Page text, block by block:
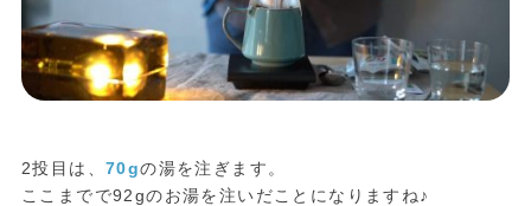
2投目は、 70gの湯を注ぎます。
ここまでで92gのお湯を注いだことになりますね♪